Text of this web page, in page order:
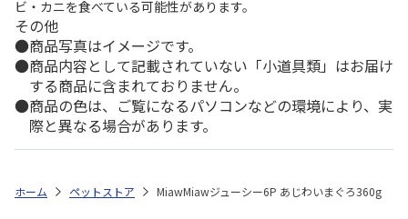
ビ・カニを食べている可能性があります。
その他
商品写真はイメージです。
商品内容として記載されていない「小道具類」はお届け
する商品に含まれておりません。
商品の色は、ご覧になるパソコンなどの環境により、実
際と異なる場合があります。
ホーム ペットストア MiawMiawジューシー6P あじわいまぐろ360g